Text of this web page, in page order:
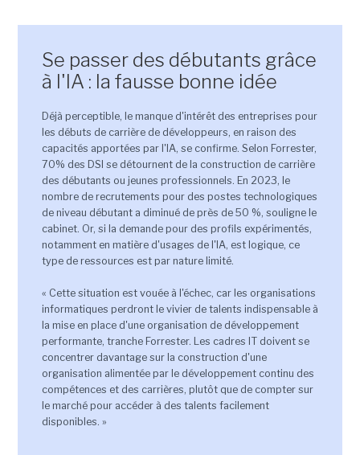
Se passer des débutants grâce
à l'IA : la fausse bonne idée
Déjà perceptible, le manque d'intérêt des entreprises pour
les débuts de carrière de développeurs, en raison des
capacités apportées par l'IA, se confirme. Selon Forrester,
70% des DSI se détournent de la construction de carrière
des débutants ou jeunes professionnels. En 2023, le
nombre de recrutements pour des postes technologiques
de niveau débutant a diminué de près de 50 %, souligne le
cabinet. Or, si la demande pour des profils expérimentés,
notamment en matière d'usages de l'IA, est logique, ce
type de ressources est par nature limité.
« Cette situation est vouée à l'échec, car les organisations
informatiques perdront le vivier de talents indispensable à
la mise en place d'une organisation de développement
performante, tranche Forrester. Les cadres IT doivent se
concentrer davantage sur la construction d'une
organisation alimentée par le développement continu des
compétences et des carrières, plutôt que de compter sur
le marché pour accéder à des talents facilement
disponibles. »